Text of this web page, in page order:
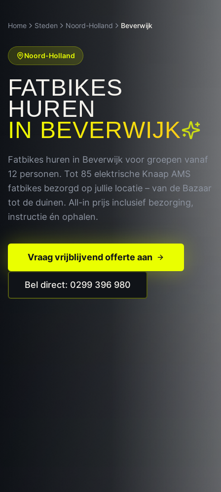
Home Steden Noord-Holland Beverwijk
Noord-Holland
FATBIKES
HUREN
IN BEVERWIJK
Fatbikes huren in Beverwijk voor groepen vanaf
12 personen. Tot 85 elektrische Knaap AMS
fatbikes bezorgd op jullie locatie – van de Bazaar
tot de duinen. All-in prijs inclusief bezorging,
instructie én ophalen.
Vraag vrijblijvend offerte aan
Bel direct: 0299 396 980